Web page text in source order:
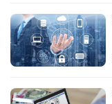
号
卡
科